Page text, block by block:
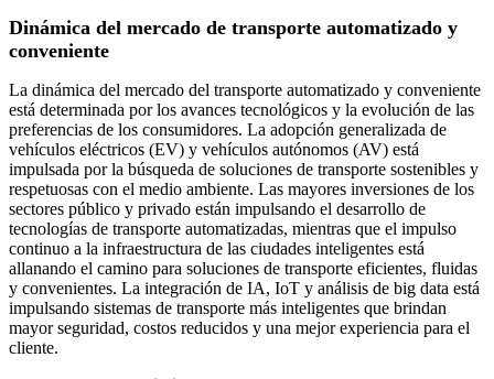
Dinámica del mercado de transporte automatizado y
conveniente
La dinámica del mercado del transporte automatizado y conveniente
está determinada por los avances tecnológicos y la evolución de las
preferencias de los consumidores. La adopción generalizada de
vehículos eléctricos (EV) y vehículos autónomos (AV) está
impulsada por la búsqueda de soluciones de transporte sostenibles y
respetuosas con el medio ambiente. Las mayores inversiones de los
sectores público y privado están impulsando el desarrollo de
tecnologías de transporte automatizadas, mientras que el impulso
continuo a la infraestructura de las ciudades inteligentes está
allanando el camino para soluciones de transporte eficientes, fluidas
y convenientes. La integración de IA, IoT y análisis de big data está
impulsando sistemas de transporte más inteligentes que brindan
mayor seguridad, costos reducidos y una mejor experiencia para el
cliente.